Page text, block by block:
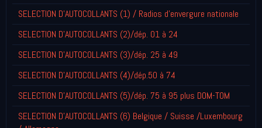
SELECTION D'AUTOCOLLANTS (1) / Radios d'envergure nationale
SELECTION D'AUTOCOLLANTS (2)/dép. 01 à 24
SELECTION D'AUTOCOLLANTS (3)/dép. 25 à 49
SELECTION D'AUTOCOLLANTS (4)/dép.50 à 74
SELECTION D'AUTOCOLLANTS (5)/dép. 75 à 95 plus DOM-TOM
SELECTION D'AUTOCOLLANTS (6) Belgique / Suisse /Luxembourg